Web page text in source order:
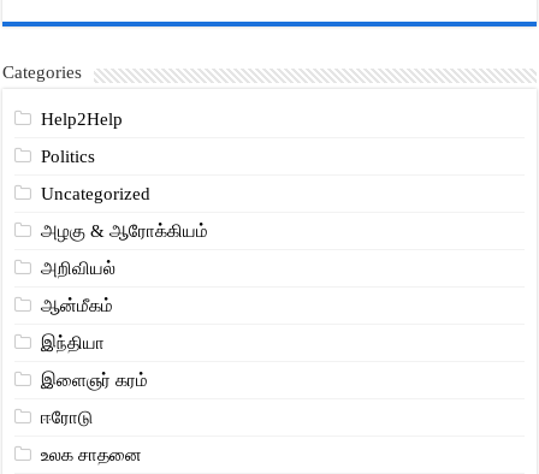
Categories
Help2Help
Politics
Uncategorized
அழகு & ஆரோக்கியம்
அறிவியல்
ஆன்மீகம்
இந்தியா
இளைஞர் கரம்
ஈரோடு
உலக சாதனை